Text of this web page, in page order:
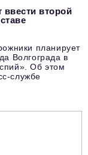
второй
планирует
Волгограда в
Об этом
службе